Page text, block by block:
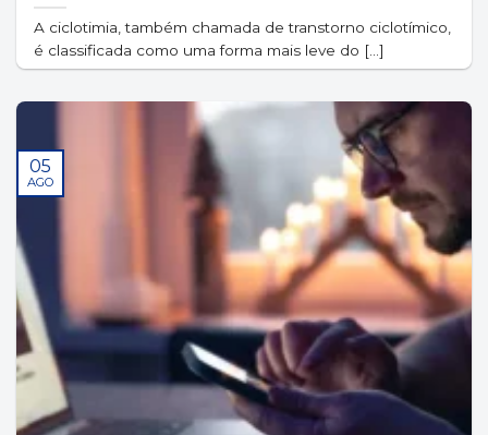
A ciclotimia, também chamada de transtorno ciclotímico,
é classificada como uma forma mais leve do [...]
05
AGO